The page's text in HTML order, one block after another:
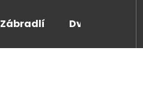
Zábradlí Dveře a